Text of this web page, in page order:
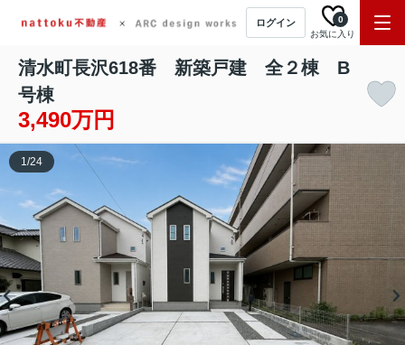
ログイン
お気に入り
0
清水町長沢618番 新築戸建 全２棟 B
号棟
3,490万円
1/24